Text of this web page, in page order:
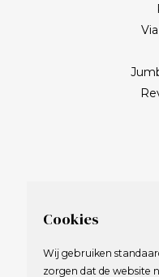
Cookies
Wij gebruiken
zorgen dat de website